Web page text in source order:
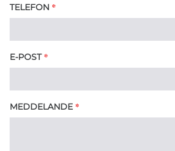
TELEFON *
E-POST *
MEDDELANDE *